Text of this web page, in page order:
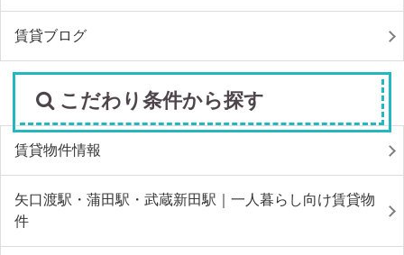
賃貸ブログ
こだわり条件から探す
賃貸物件情報
矢口渡駅・蒲田駅・武蔵新田駅｜一人暮らし向け賃貸物
件